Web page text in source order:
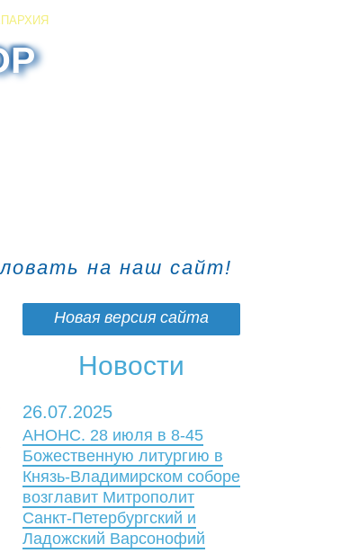
на наш сайт!
Новая версия сайта
Новости
26.07.2025
АНОНС. 28 июля в 8-45
Божественную литургию в
Князь-Владимирском соборе
возглавит Митрополит
Санкт-Петербургский и
Ладожский Варсонофий